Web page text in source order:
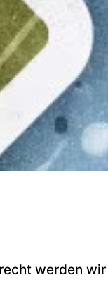
werden